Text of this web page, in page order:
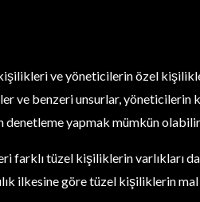
ve yöneticilerin özel
ve benzeri unsurlar, yöneticilerin
denetleme yapmak mümkün
farklı tüzel kişiliklerin varlıkları
ilkesine göre tüzel kişiliklerin mal